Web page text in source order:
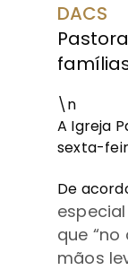
DACS
\n
A Igreja
sexta-
De
que “no
mãos